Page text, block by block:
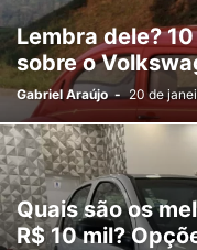
Lembra dele?
sobre o
Gabriel Araújo - 20 de
Quais são os
R$ 10 mil?